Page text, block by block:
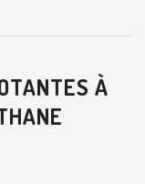
À